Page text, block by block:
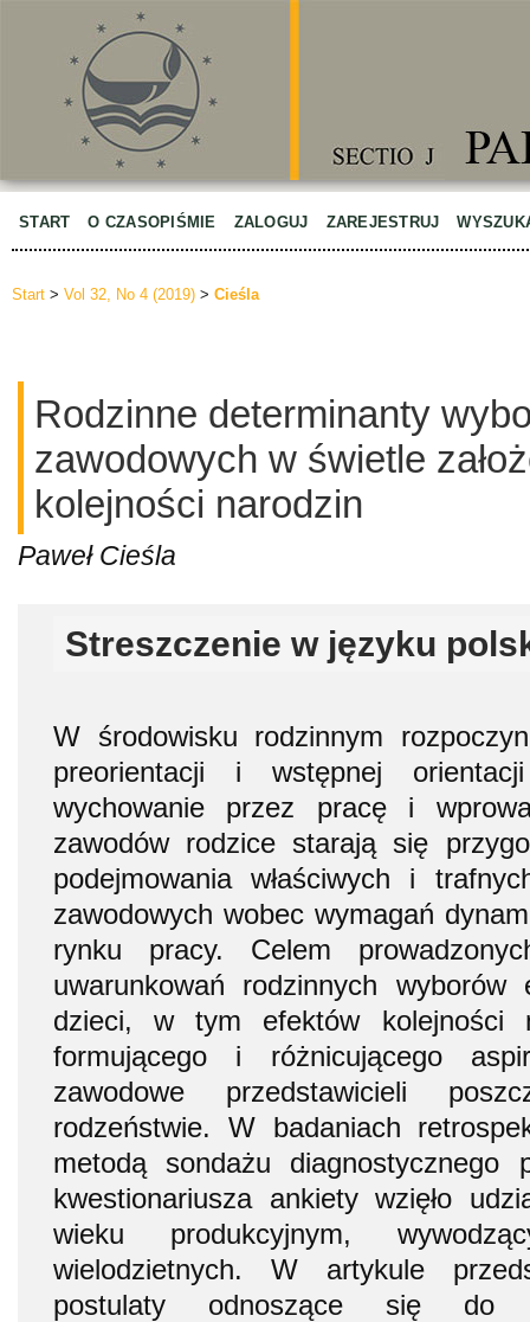
START O CZASOPIŚMIE ZALOGUJ ZAREJESTRUJ
Start > Vol 32, No 4 (2019) > Cieśla
Rodzinne determinanty
zawodowych w świetle
kolejności narodzin
Paweł Cieśla
Streszczenie w języku
W środowisku rodzinnym
preorientacji i wstępnej
wychowanie przez pracę i
zawodów rodzice starają się
podejmowania właściwych i
zawodowych wobec wymagań
rynku pracy. Celem
uwarunkowań rodzinnych wyborów
dzieci, w tym efektów kolejności
formującego i różnicującego
zawodowe przedstawicieli
rodzeństwie. W badaniach
metodą sondażu diagnostycznego
kwestionariusza ankiety wzięło
wieku produkcyjnym,
wielodzietnych. W artykule
postulaty odnoszące się do